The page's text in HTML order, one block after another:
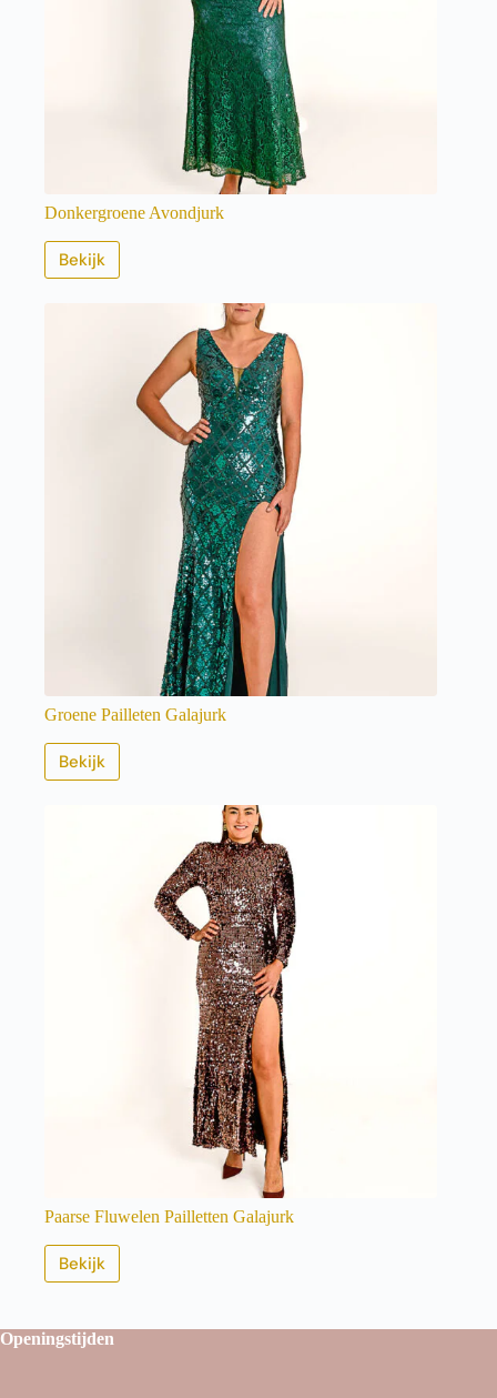
Donkergroene Avondjurk
Bekijk
Groene Pailleten Galajurk
Bekijk
Paarse Fluwelen Pailletten Galajurk
Bekijk
Openingstijden